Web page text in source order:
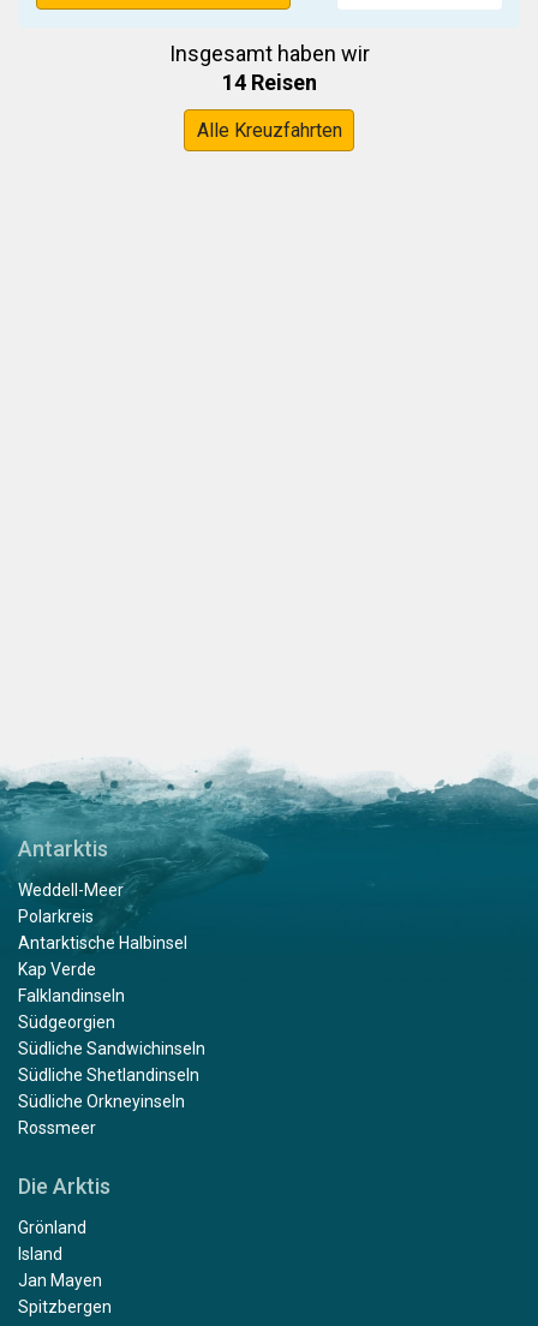
Insgesamt haben wir
14 Reisen
Alle Kreuzfahrten
Antarktis
Weddell-Meer
Polarkreis
Antarktische Halbinsel
Kap Verde
Falklandinseln
Südgeorgien
Südliche Sandwichinseln
Südliche Shetlandinseln
Südliche Orkneyinseln
Rossmeer
Die Arktis
Grönland
Island
Jan Mayen
Spitzbergen